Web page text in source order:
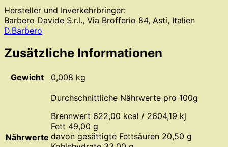
Hersteller und Inverkehrbringer:
Barbero Davide S.r.l., Via Brofferio 84, Asti, Italien
D.Barbero
Zusätzliche Informationen
Gewicht 0,008 kg
Nährwerte
Durchschnittliche Nährwerte pro 100g
Brennwert 622,00 kcal / 2604,19 kj
Fett 49,00 g
davon gesättigte Fettsäuren 20,50 g